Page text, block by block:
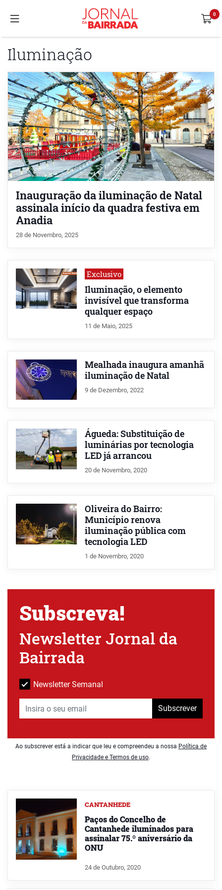
Iluminação
Inauguração da iluminação de Natal
assinala início da quadra festiva em
Anadia
28 de Novembro, 2025
Exclusivo
Iluminação, o elemento
invisível que transforma
qualquer espaço
11 de Maio, 2025
Mealhada inaugura amanhã
iluminação de Natal
9 de Dezembro, 2022
Águeda: Substituição de
luminárias por tecnologia
LED já arrancou
20 de Novembro, 2020
Oliveira do Bairro:
Município renova
iluminação pública com
tecnologia LED
1 de Novembro, 2020
Subscreva!
Newsletter Jornal da
Bairrada
Newsletter Semanal
Subscrever
Ao subscrever está a indicar que leu e compreendeu a nossa Política de
Privacidade e Termos de uso.
CANTANHEDE
Paços do Concelho de
Cantanhede iluminados para
assinalar 75.º aniversário da
ONU
24 de Outubro, 2020